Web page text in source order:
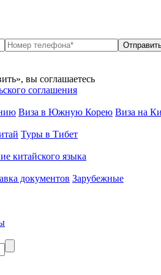
вы соглашаетесь
соглашения
Виза в Южную Корею Виза на
Туры в Тибет
китайского языка
документов Зарубежные